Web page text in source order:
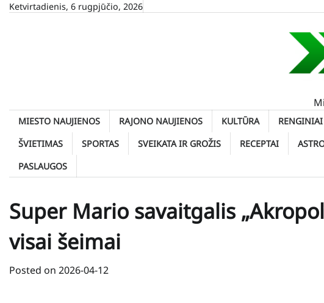
SkipKetvirtadienis, 6 rugpjūčio, 2026
MIESTO NAUJIENOS RAJONO NAUJIENOS KULTŪRA RENGINIAI
ŠVIETIMAS
SPORTAS SVEIKATA IR GROŽIS RECEPTAI
PASLAUGOS
Super Mario savaitgalis
visai šeimai
Posted on 2026-04-12